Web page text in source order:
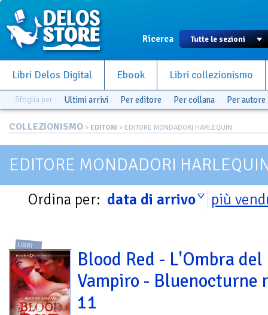
Ricerca
Libri Delos Digital Ebook Libri collezionismo
Sfoglia per Ultimi arrivi Per editore Per collana Per autore
COLLEZIONISMO > EDITORI > EDITORE MONDADORI HARLEQUIN
EDITORE MONDADORI
Ordina per: data di arrivo più
LIBRI
Blood Red - L'Ombra del
Vampiro - Bluenocturne
11